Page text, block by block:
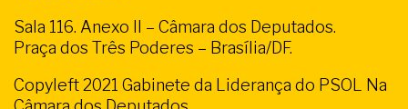
Sala 116. Anexo II – Câmara dos Deputados.
Praça dos Três Poderes – Brasília/DF.
Copyleft 2021 Gabinete da Liderança do PSOL Na